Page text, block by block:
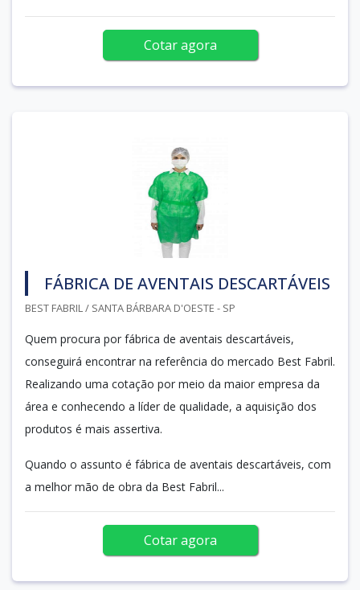
Cotar agora
FÁBRICA DE AVENTAIS DESCARTÁVEIS
BEST FABRIL / SANTA BÁRBARA D'OESTE - SP
Quem procura por fábrica de aventais descartáveis,
conseguirá encontrar na referência do mercado Best Fabril.
Realizando uma cotação por meio da maior empresa da
área e conhecendo a líder de qualidade, a aquisição dos
produtos é mais assertiva.
Quando o assunto é fábrica de aventais descartáveis, com
a melhor mão de obra da Best Fabril...
Cotar agora